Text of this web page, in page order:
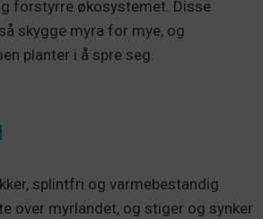
forstyrre økosystemet. Disse
skygge myra for mye, og
planter i å spre seg.
splintfri og varmebestandig
over myrlandet, og stiger og synker